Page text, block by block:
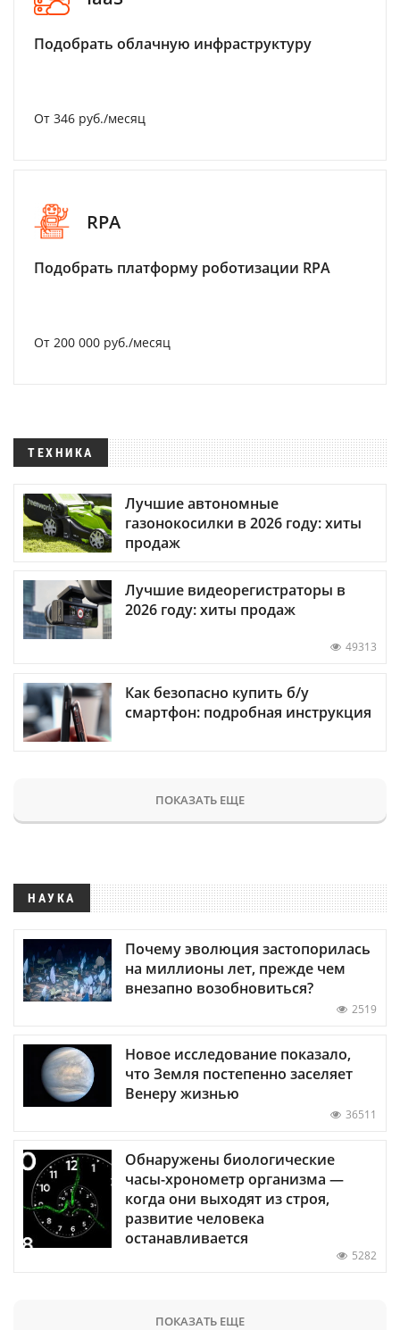
Подобрать облачную инфраструктуру
От 346 руб./месяц
RPA
Подобрать платформу роботизации RPA
От 200 000 руб./месяц
ТЕХНИКА
Лучшие автономные
газонокосилки в 2026 году: хиты
продаж
Лучшие видеорегистраторы в
2026 году: хиты продаж
49313
Как безопасно купить б/у
смартфон: подробная инструкция
ПОКАЗАТЬ ЕЩЕ
НАУКА
Почему эволюция застопорилась
на миллионы лет, прежде чем
внезапно возобновиться?
2519
Новое исследование показало,
что Земля постепенно заселяет
Венеру жизнью
36511
Обнаружены биологические
часы-хронометр организма —
когда они выходят из строя,
развитие человека
останавливается
5282
ПОКАЗАТЬ ЕЩЕ